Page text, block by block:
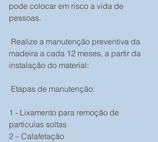
pode colocar em risco a vida de
pessoas.
madeira a cada 12 meses, a partir da
instalação do material:
Etapas de manutenção:
1 - Lixamento para remoção de
partículas soltas
2 – Calafetação